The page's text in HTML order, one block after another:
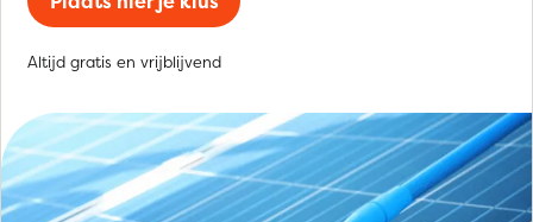
Altijd gratis en vrijblijvend